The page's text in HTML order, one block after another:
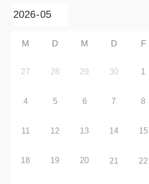
M D M D F
27 28 29 30 1
4 5 6 7 8
11 12 13 14 15
18 19 20 21 22